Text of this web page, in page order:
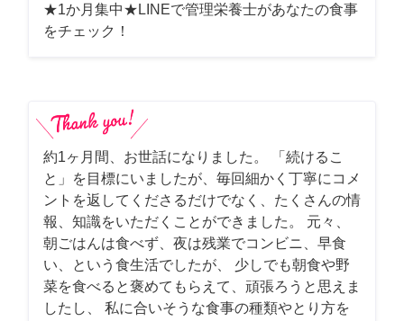
★1か月集中★LINEで管理栄養士があなたの食事
をチェック！
約1ヶ月間、お世話になりました。 「続けるこ
と」を目標にいましたが、毎回細かく丁寧にコメ
ントを返してくださるだけでなく、たくさんの情
報、知識をいただくことができました。 元々、
朝ごはんは食べず、夜は残業でコンビニ、早食
い、という食生活でしたが、 少しでも朝食や野
菜を食べると褒めてもらえて、頑張ろうと思えま
したし、 私に合いそうな食事の種類やとり方を